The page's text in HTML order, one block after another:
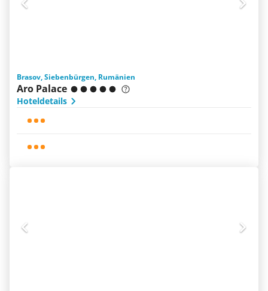
Brasov, Siebenbürgen, Rumänien
Aro Palace
Hoteldetails